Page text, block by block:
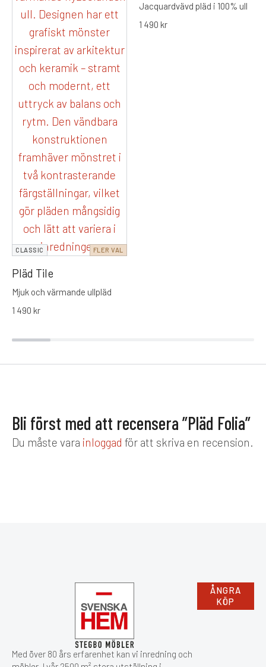
CLASSIC FLER VAL
Pläd Tile
Mjuk och värmande ullpläd
1 490 kr
Jacquardvävd pläd i 100% ull
1 490 kr
Bli först med att recensera ”Pläd Folia”
Du måste vara inloggad för att skriva en recension.
Med över 80 års erfarenhet kan vi inredning och
ÅNGRA
KÖP